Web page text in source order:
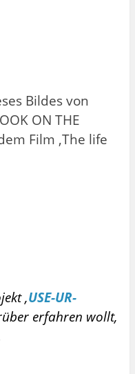
Bildes von
ON THE
Film ‚The life
‚USE-UR-
erfahren wollt,